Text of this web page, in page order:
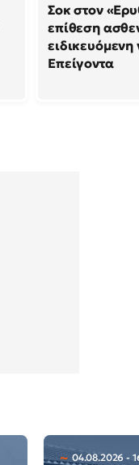
Σοκ στον
επίθεση
Επείγοντα
04.08.2026 -